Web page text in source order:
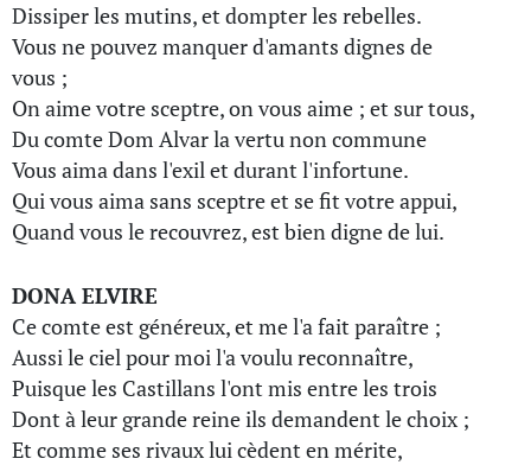
Dissiper les mutins, et dompter les rebelles.
Vous ne pouvez manquer d'amants dignes de
vous ;
On aime votre sceptre, on vous aime ; et sur tous,
Du comte Dom Alvar la vertu non commune
Vous aima dans l'exil et durant l'infortune.
Qui vous aima sans sceptre et se fit votre appui,
Quand vous le recouvrez, est bien digne de lui.
DONA ELVIRE
Ce comte est généreux, et me l'a fait paraître ;
Aussi le ciel pour moi l'a voulu reconnaître,
Puisque les Castillans l'ont mis entre les trois
Dont à leur grande reine ils demandent le choix ;
Et comme ses rivaux lui cèdent en mérite,